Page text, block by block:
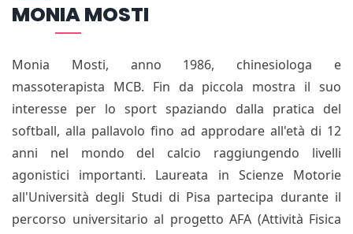
MONIA MOSTI
Monia Mosti, anno 1986, chinesiologa e
massoterapista MCB. Fin da piccola mostra il suo
interesse per lo sport spaziando dalla pratica del
softball, alla pallavolo fino ad approdare all'età di 12
anni nel mondo del calcio raggiungendo livelli
agonistici importanti. Laureata in Scienze Motorie
all'Università degli Studi di Pisa partecipa durante il
percorso universitario al progetto AFA (Attività Fisica